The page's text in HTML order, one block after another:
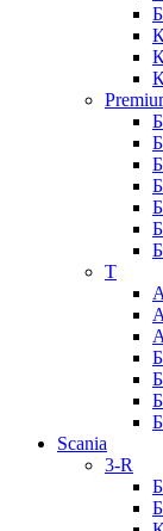
T
Scania
3-R